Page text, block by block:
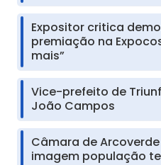
Expositor critica
premiação na
mais”
Vice-prefeito de
João Campos
Câmara de
imagem população